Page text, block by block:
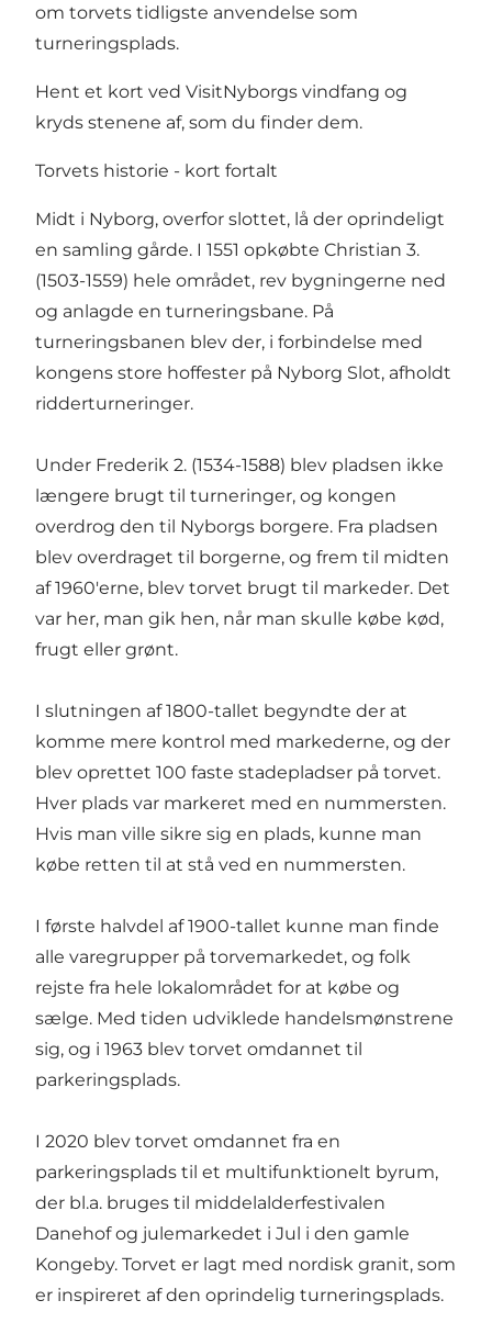
om torvets tidligste anvendelse som
turneringsplads.
Hent et kort ved VisitNyborgs vindfang og
kryds stenene af, som du finder dem.
Torvets historie - kort fortalt
Midt i Nyborg, overfor slottet, lå der oprindeligt
en samling gårde. I 1551 opkøbte Christian 3.
(1503-1559) hele området, rev bygningerne ned
og anlagde en turneringsbane. På
turneringsbanen blev der, i forbindelse med
kongens store hoffester på Nyborg Slot, afholdt
ridderturneringer.
Under Frederik 2. (1534-1588) blev pladsen ikke
længere brugt til turneringer, og kongen
overdrog den til Nyborgs borgere. Fra pladsen
blev overdraget til borgerne, og frem til midten
af 1960'erne, blev torvet brugt til markeder. Det
var her, man gik hen, når man skulle købe kød,
frugt eller grønt.
I slutningen af 1800-tallet begyndte der at
komme mere kontrol med markederne, og der
blev oprettet 100 faste stadepladser på torvet.
Hver plads var markeret med en nummersten.
Hvis man ville sikre sig en plads, kunne man
købe retten til at stå ved en nummersten.
I første halvdel af 1900-tallet kunne man finde
alle varegrupper på torvemarkedet, og folk
rejste fra hele lokalområdet for at købe og
sælge. Med tiden udviklede handelsmønstrene
sig, og i 1963 blev torvet omdannet til
parkeringsplads.
I 2020 blev torvet omdannet fra en
parkeringsplads til et multifunktionelt byrum,
der bl.a. bruges til middelalderfestivalen
Danehof og julemarkedet i Jul i den gamle
Kongeby. Torvet er lagt med nordisk granit, som
er inspireret af den oprindelig turneringsplads.